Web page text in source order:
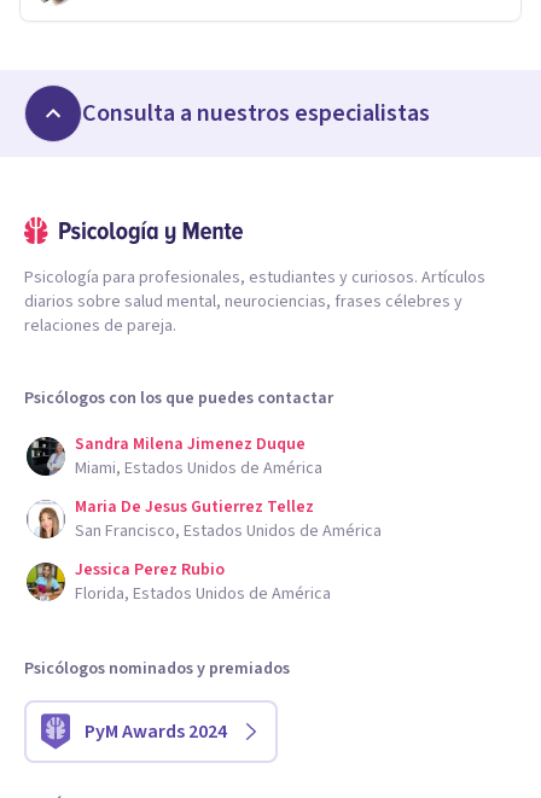
Consulta a nuestros especialistas
Psicología para profesionales, estudiantes y curiosos. Artículos
diarios sobre salud mental, neurociencias, frases célebres y
relaciones de pareja.
Psicólogos con los que puedes contactar
Sandra Milena Jimenez Duque
Miami, Estados Unidos de América
Maria De Jesus Gutierrez Tellez
San Francisco, Estados Unidos de América
Jessica Perez Rubio
Florida, Estados Unidos de América
Psicólogos nominados y premiados
PyM Awards 2024